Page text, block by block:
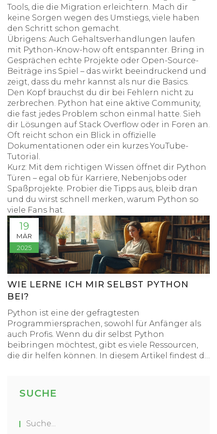
Tools, die die Migration erleichtern. Mach dir
keine Sorgen wegen des Umstiegs, viele haben
den Schritt schon gemacht.
Übrigens: Auch Gehaltsverhandlungen laufen
mit Python-Know-how oft entspannter. Bring in
Gesprächen echte Projekte oder Open-Source-
Beiträge ins Spiel – das wirkt beeindruckend und
zeigt, dass du mehr kannst als nur die Basics.
Den Kopf brauchst du dir bei Fehlern nicht zu
zerbrechen. Python hat eine aktive Community,
die fast jedes Problem schon einmal hatte. Sieh
dir Lösungen auf Stack Overflow oder in Foren an.
Oft reicht schon ein Blick in offizielle
Dokumentationen oder ein kurzes YouTube-
Tutorial.
Kurz: Mit dem richtigen Wissen öffnet dir Python
Türen – egal ob für Karriere, Nebenjobs oder
Spaßprojekte. Probier die Tipps aus, bleib dran
und du wirst schnell merken, warum Python so
viele Fans hat.
19
MÄR
2025
WIE LERNE ICH MIR SELBST PYTHON
BEI?
Python ist eine der gefragtesten
Programmiersprachen, sowohl für Anfänger als
auch Profis. Wenn du dir selbst Python
beibringen möchtest, gibt es viele Ressourcen,
die dir helfen können. In diesem Artikel findest du
zu gestalten. Mit der richtigen Strategie und
Geduld kannst du bald eigene Programme
SUCHE